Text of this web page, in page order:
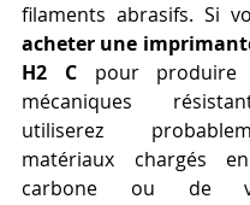
acheter une
H2 C pour produire
mécaniques
utiliserez
matériaux chargés
carbone ou de